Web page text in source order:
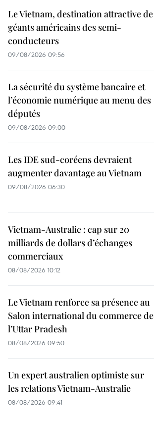
Le Vietnam, destination attractive de
géants américains des semi-
conducteurs
09/08/2026 09:56
La sécurité du système bancaire et
l’économie numérique au menu des
députés
09/08/2026 09:00
Les IDE sud-coréens devraient
augmenter davantage au Vietnam
09/08/2026 06:30
Vietnam-Australie : cap sur 20
milliards de dollars d’échanges
commerciaux
08/08/2026 10:12
Le Vietnam renforce sa présence au
Salon international du commerce de
l’Uttar Pradesh
08/08/2026 09:50
Un expert australien optimiste sur
les relations Vietnam-Australie
08/08/2026 09:41